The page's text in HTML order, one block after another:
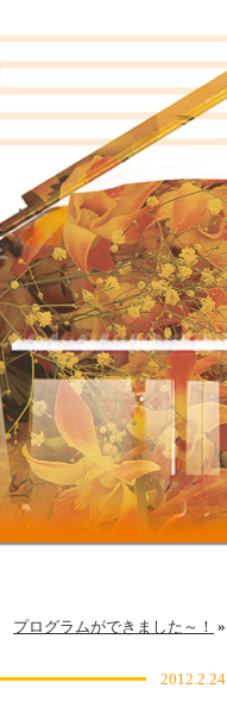
プログラムができました～！ »
2012.2.24